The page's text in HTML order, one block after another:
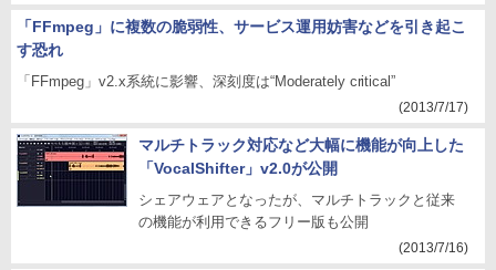
「FFmpeg」に複数の脆弱性、サービス運用妨害などを引き起こ
す恐れ
「FFmpeg」v2.x系統に影響、深刻度は“Moderately critical”
(2013/7/17)
マルチトラック対応など大幅に機能が向上した
「VocalShifter」v2.0が公開
シェアウェアとなったが、マルチトラックと従来
の機能が利用できるフリー版も公開
(2013/7/16)